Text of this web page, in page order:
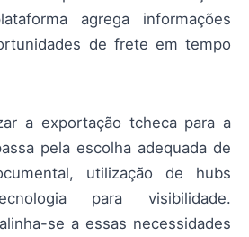
agrega informações
de frete em tempo
a exportação tcheca para a
pela escolha adequada de
utilização de hubs
para visibilidade.
se a essas necessidades